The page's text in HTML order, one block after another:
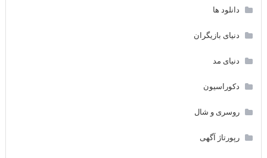
دانلود ها
دنیای بازیگران
دنیای مد
دکوراسیون
روسری و شال
رپورتاژ آگهی